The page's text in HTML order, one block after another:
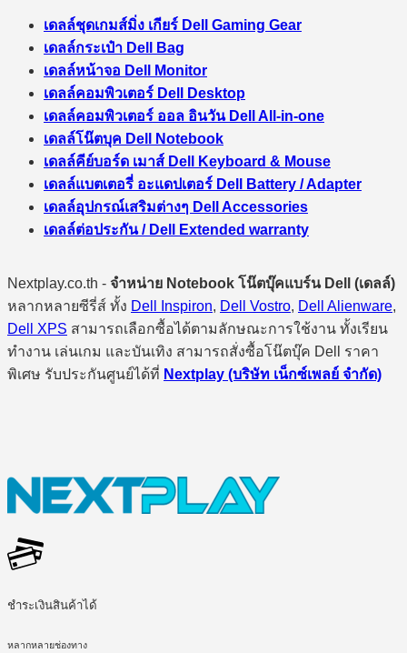
เดลล์ชุดเกมส์มิ่ง เกียร์ Dell Gaming Gear
เดลล์กระเป๋า Dell Bag
เดลล์หน้าจอ Dell Monitor
เดลล์คอมพิวเตอร์ Dell Desktop
เดลล์คอมพิวเตอร์ ออล อินวัน Dell All-in-one
เดลล์โน๊ตบุค Dell Notebook
เดลล์คีย์บอร์ด เมาส์ Dell Keyboard & Mouse
เดลล์แบตเตอรี่ อะแดปเตอร์ Dell Battery / Adapter
เดลล์อุปกรณ์เสริมต่างๆ Dell Accessories
เดลล์ต่อประกัน / Dell Extended warranty
Nextplay.co.th - จำหน่าย Notebook โน๊ตบุ๊คแบร์น Dell (เดลล์)
หลากหลายซีรี่ส์ ทั้ง Dell Inspiron, Dell Vostro, Dell Alienware,
Dell XPS สามารถเลือกซื้อได้ตามลักษณะการใช้งาน ทั้งเรียน
ทำงาน เล่นเกม และบันเทิง สามารถสั่งซื้อโน๊ตบุ๊ค Dell ราคา
พิเศษ รับประกันศูนย์ได้ที่ Nextplay (บริษัท เน็กซ์เพลย์ จำกัด)
ชำระเงินสินค้าได้
หลากหลายช่องทาง